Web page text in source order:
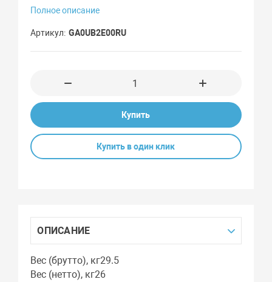
Полное описание
Артикул GA0UB2E00RU
Купить
Купить в один клик
ОПИСАНИЕ
Вес (брутто), кг29.5
Вес (нетто), кг26